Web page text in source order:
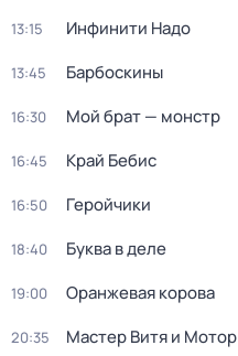
13:15 Инфинити Надо
13:45 Барбоскины
16:30 Мой брат — монстр
16:45 Край Бебис
16:50 Геройчики
18:40 Буква в деле
19:00 Оранжевая корова
20:35 Мастер Витя и Мотор